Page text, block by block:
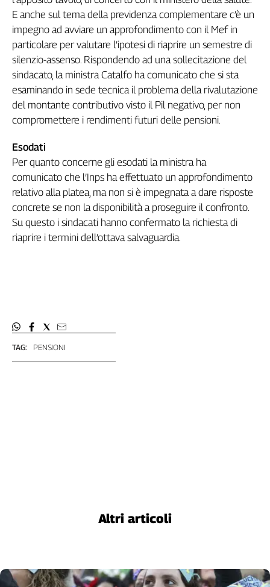
TAG: PENSIONI
E anche sul tema della previdenza complementare c’è un
impegno ad avviare un approfondimento con il Mef in
particolare per valutare l’ipotesi di riaprire un semestre di
silenzio-assenso. Rispondendo ad una sollecitazione del
sindacato, la ministra Catalfo ha comunicato che si sta
esaminando in sede tecnica il problema della rivalutazione
del montante contributivo visto il Pil negativo, per non
compromettere i rendimenti futuri delle pensioni.
Esodati
Per quanto concerne gli esodati la ministra ha
comunicato che l’Inps ha effettuato un approfondimento
relativo alla platea, ma non si è impegnata a dare risposte
concrete se non la disponibilità a proseguire il confronto.
Su questo i sindacati hanno confermato la richiesta di
riaprire i termini dell’ottava salvaguardia.
Altri articoli